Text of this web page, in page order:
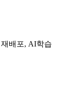
배포, AI학습